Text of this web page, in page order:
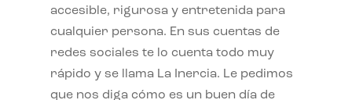
accesible, rigurosa y entretenida para
cualquier persona. En sus cuentas de
redes sociales te lo cuenta todo muy
rápido y se llama La Inercia. Le pedimos
que nos diga cómo es un buen día de